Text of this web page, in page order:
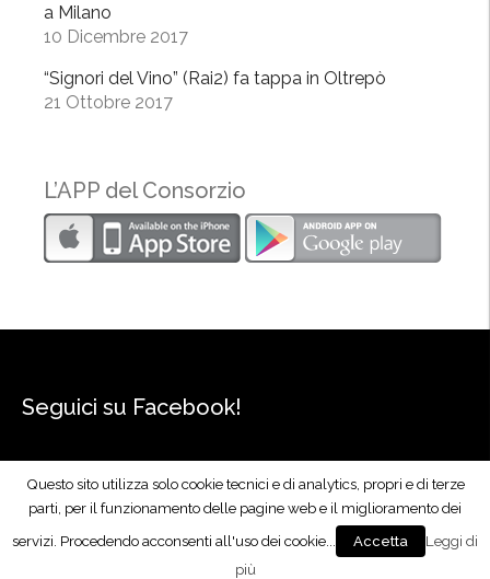
a Milano
10 Dicembre 2017
“Signori del Vino” (Rai2) fa tappa in Oltrepò
21 Ottobre 2017
L’APP del Consorzio
Seguici su Facebook!
Questo sito utilizza solo cookie tecnici e di analytics, propri e di terze
parti, per il funzionamento delle pagine web e il miglioramento dei
servizi. Procedendo acconsenti all'uso dei cookie...
Accetta
Leggi di
più